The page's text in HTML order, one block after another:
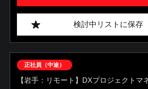
検討中リストに保存
正社員（中途）
【岩手：リモート】DXプロジェクトマ